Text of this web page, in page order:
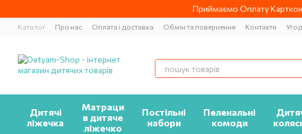
Приймаємо Оплату
Каталог Про нас Оплата і доставка Обмін та повернення Контакти
Дитячі
ліжечка
Матраци
в дитяче
ліжечко
Постільні
набори
Пеленальні
комоди